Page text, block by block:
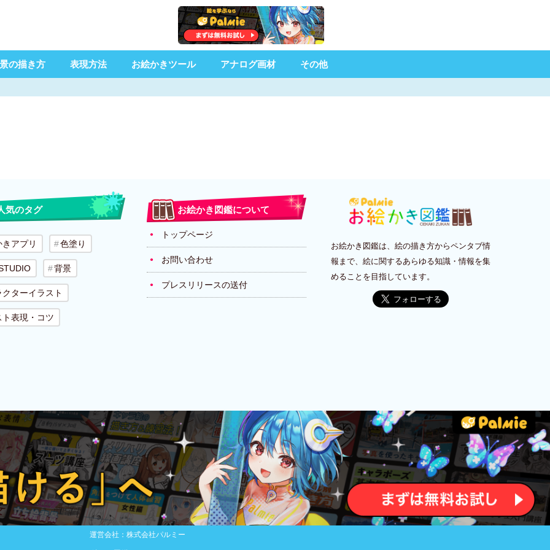
の描き方 表現方法 お絵かきツール アナログ画材 その他
気のタグ
アプリ 色塗り
背景
ターイラスト
ト表現・コツ
お絵かき図鑑について
トップページ
お問い合わせ
プレスリリースの送付
お絵かき図鑑は、絵の描き方からペンタブ情
報まで、絵に関するあらゆる知識・情報を集
めることを目指しています。
運営会社：株式会社パルミー